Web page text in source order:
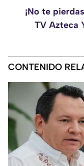
¡No te
TV Azteca
CONTENIDO